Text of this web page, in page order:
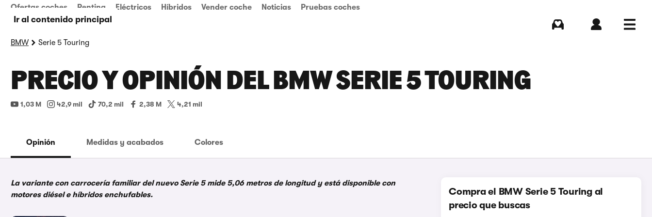
Ir al contenido principal
Ofertas coches Renting Eléctricos Híbridos Vender coche Noticias Pruebas coches
BMW Serie 5 Touring
PRECIO Y OPINIÓN DEL BMW SERIE 5 TOURING
1,03 M 42,9 mil 70,2 mil 2,38 M 4,21 mil
Opinión Medidas y acabados Colores
La variante con carrocería familiar del nuevo Serie 5 mide 5,06 metros de longitud y está disponible con
motores diésel e híbridos enchufables.
Compra el BMW Serie 5 Touring al
precio que buscas